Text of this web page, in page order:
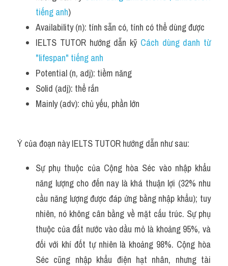
tiếng anh)
Availability (n): tính sẵn có, tính có thể dùng được
IELTS TUTOR hướng dẫn kỹ Cách dùng danh từ
"lifespan" tiếng anh
Potential (n, adj): tiềm năng
Solid (adj): thể rắn
Mainly (adv): chủ yếu, phần lớn
Ý của đoạn này IELTS TUTOR hướng dẫn như sau:
Sự phụ thuộc của Cộng hòa Séc vào nhập khẩu
năng lượng cho đến nay là khá thuận lợi (32% nhu
cầu năng lượng được đáp ứng bằng nhập khẩu); tuy
nhiên, nó không cân bằng về mặt cấu trúc. Sự phụ
thuộc của đất nước vào dầu mỏ là khoảng 95%, và
đối với khí đốt tự nhiên là khoảng 98%. Cộng hòa
Séc cũng nhập khẩu điện hạt nhân, nhưng tài